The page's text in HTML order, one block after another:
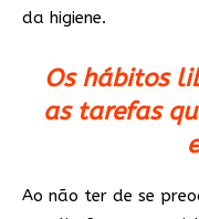
da higiene.
Os hábitos
as tarefas
Ao não ter de se